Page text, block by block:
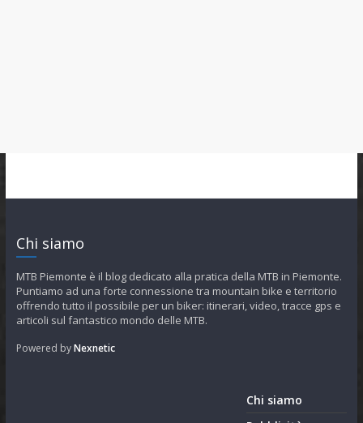
Chi siamo
MTB Piemonte è il blog dedicato alla pratica della MTB in Piemonte.
Puntiamo ad una forte connessione tra mountain bike e territorio
offrendo tutto il possibile per un biker: itinerari, video, tracce gps e
articoli sul fantastico mondo delle MTB.
Powered byNexnetic
Chi siamo